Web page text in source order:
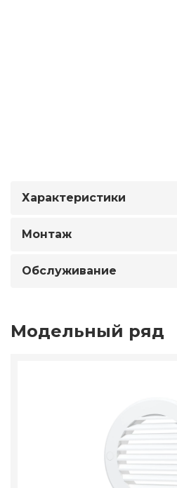
Характеристики
Монтаж
Обслуживание
Модельный ряд